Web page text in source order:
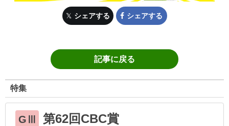
シェアする シェアする
記事に戻る
特集
GⅢ 第62回CBC賞